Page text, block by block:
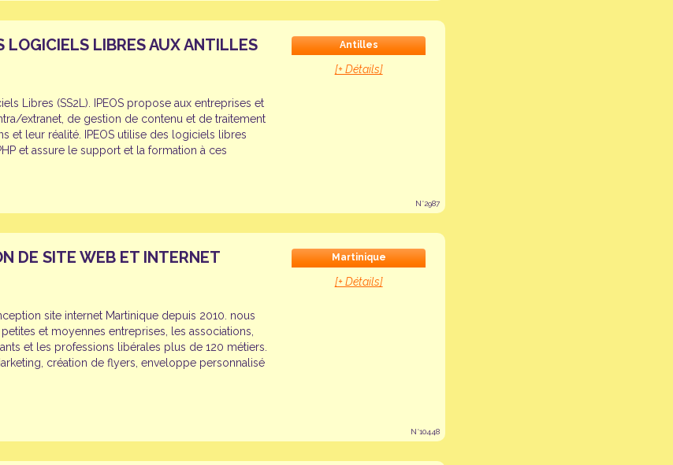
LOGICIELS LIBRES AUX ANTILLES
Libres (SS2L). IPEOS propose aux entreprises et
extranet, de gestion de contenu et de traitement
et leur réalité. IPEOS utilise des logiciels libres
et assure le support et la formation à ces
Antilles
[+ Détails]
N°2987
DE SITE WEB ET INTERNET
site internet Martinique depuis 2010. nous
et moyennes entreprises, les associations,
et les professions libérales plus de 120 métiers.
création de flyers, enveloppe personnalisé
Martinique
[+ Détails]
N°10448